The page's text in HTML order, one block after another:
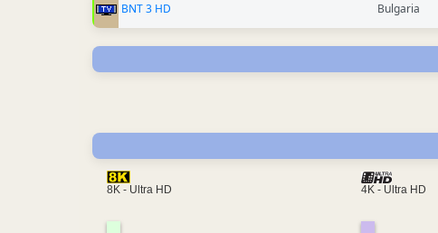
BNT 3 HD Bulgaria
8K - Ultra HD 4K - Ultra HD